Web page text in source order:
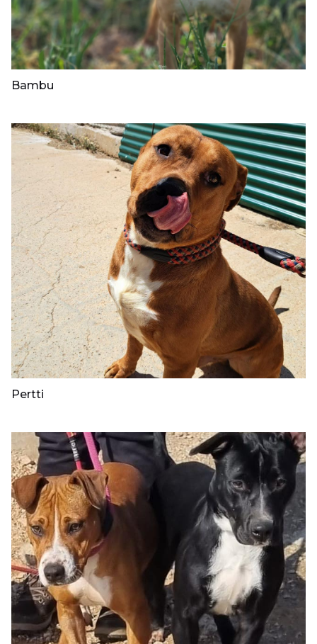
Bambu
Pertti